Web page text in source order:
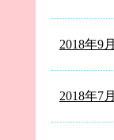
2018年9月
2018年7月